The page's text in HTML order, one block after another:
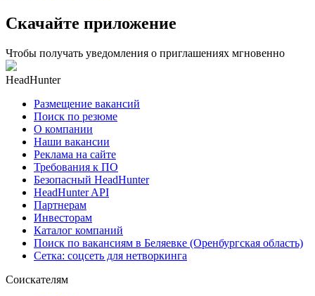
Скачайте приложение
Чтобы получать уведомления о приглашениях мгновенно
HeadHunter
Размещение вакансий
Поиск по резюме
О компании
Наши вакансии
Реклама на сайте
Требования к ПО
Безопасный HeadHunter
HeadHunter API
Партнерам
Инвесторам
Каталог компаний
Поиск по вакансиям в Беляевке (Оренбургская область)
Сетка: соцсеть для нетворкинга
Соискателям